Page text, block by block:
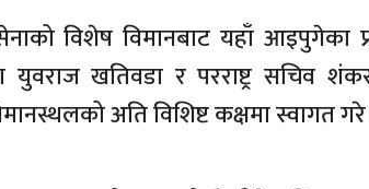
विशेष विमानबाट यहाँ आइपुगेका
युवराज खतिवडा र परराष्ट्र सचिव
अति विशिष्ट कक्षमा स्वागत